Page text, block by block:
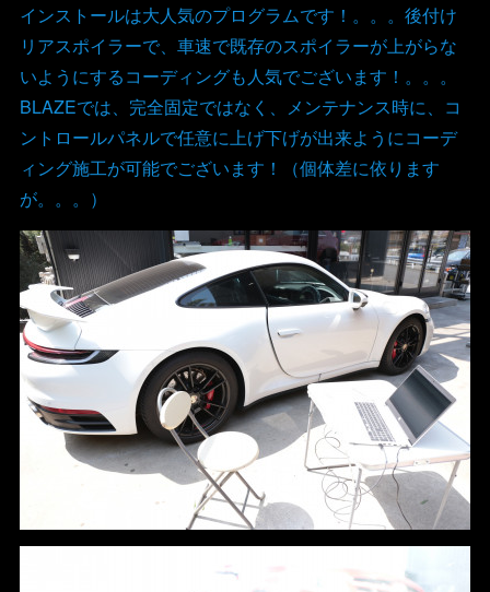
インストールは大人気のプログラムです！。。。後付け
リアスポイラーで、車速で既存のスポイラーが上がらな
いようにするコーディングも人気でございます！。。。
BLAZEでは、完全固定ではなく、メンテナンス時に、コ
ントロールパネルで任意に上げ下げが出来ようにコーデ
ィング施工が可能でございます！（個体差に依ります
が。。。）